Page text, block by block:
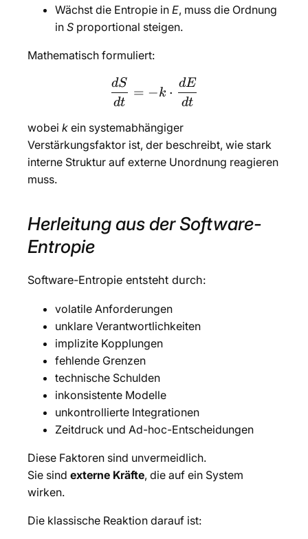
Wächst die Entropie in E, muss die Ordnung
in Sproportional steigen.
Mathematisch formuliert:
\frac{dS}{dt} = -k
dt
dS
= −k ⋅
dt
dE
wobei kein systemabhängiger
Verstärkungsfaktor ist, der beschreibt, wie stark
interne Struktur auf externe Unordnung reagieren
muss.
Herleitung aus der Software-
Entropie
Software-Entropie entsteht durch:
volatile Anforderungen
unklare Verantwortlichkeiten
implizite Kopplungen
fehlende Grenzen
technische Schulden
inkonsistente Modelle
unkontrollierte Integrationen
Zeitdruck und Ad-hoc-Entscheidungen
Diese Faktoren sind unvermeidlich.
Sie sind externe Kräfte, die auf ein System
wirken.
Die klassische Reaktion darauf ist: